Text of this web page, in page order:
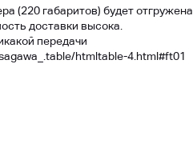
(220 габаритов) будет отгружена.
доставки высока.
передачи
htmltable-4.html#ft01